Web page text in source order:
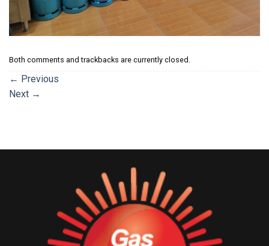
Both comments and trackbacks are currently closed.
← Previous
Next →